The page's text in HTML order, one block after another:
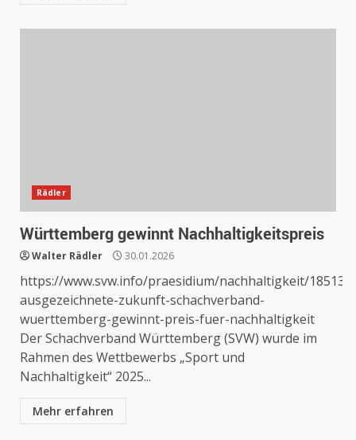
Rädler
Württemberg gewinnt Nachhaltigkeitspreis
Walter Rädler 30.01.2026
https://www.svw.info/praesidium/nachhaltigkeit/18513-
ausgezeichnete-zukunft-schachverband-
wuerttemberg-gewinnt-preis-fuer-nachhaltigkeit
Der Schachverband Württemberg (SVW) wurde im
Rahmen des Wettbewerbs „Sport und
Nachhaltigkeit“ 2025...
Mehr erfahren